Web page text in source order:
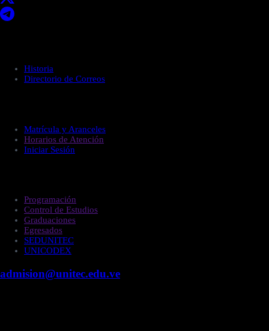
Historia
Directorio de Correos
Matrícula y Aranceles
Horarios de Atención
Iniciar Sesión
Programación
Control de Estudios
Graduaciones
Egresados
SEDUNITEC
UNICODEX
admision@unitec.edu.ve